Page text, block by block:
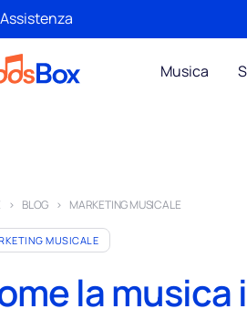
Assistenza
Musica
BLOG MARKETING MUSICALE
MUSICALE
la